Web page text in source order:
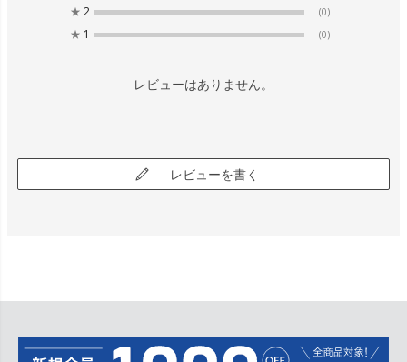
★ 2 (0)
★ 1 (0)
レビューはありません。
レビューを書く